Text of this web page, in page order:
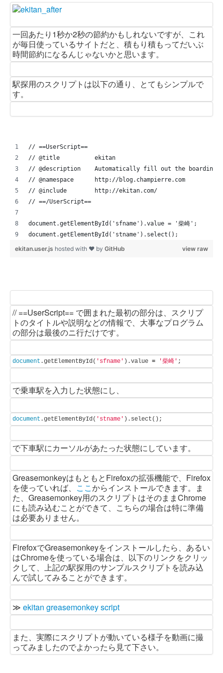
一回あたり1秒か2秒の節約かもしれないですが、これ
が毎日使っているサイトだと、積もり積もってだいぶ
時間節約になるんじゃないかと思います。
駅探用のスクリプトは以下の通り、とてもシンプルで
す。
// ==UserScript==
// @title          ekitan
// @description    Automatically fill out the boarding
// @namespace      http://blog.champierre.com
// @include        http://ekitan.com/
// ==/UserScript==
document.getElementById('sfname').value = '柴崎';
document.getElementById('stname').select();
view raw
ekitan.user.js hosted with ❤ by GitHub
// ==UserScript== で囲まれた最初の部分は、スクリプ
トのタイトルや説明などの情報で、大事なプログラム
の部分は最後のニ行だけです。
document .getElementById( 'sfname' ).value = '柴崎' ;
で乗車駅を入力した状態にし、
document .getElementById( 'stname' ). select ();
で下車駅にカーソルがあたった状態にしています。
GreasemonkeyはもともとFirefoxの拡張機能で、Firefox
を使っていれば、 ここからインストールできます。ま
た、Greasemonkey用のスクリプトはそのままChrome
にも読み込むことができて、こちらの場合は特に準備
は必要ありません。
FirefoxでGreasemonkeyをインストールしたら、あるい
はChromeを使っている場合は、以下のリンクをクリッ
クして、上記の駅探用のサンプルスクリプトを読み込
んで試してみることができます。
≫ ekitan greasemonkey script
また、実際にスクリプトが動いている様子を動画に撮
ってみましたのでよかったら見て下さい。